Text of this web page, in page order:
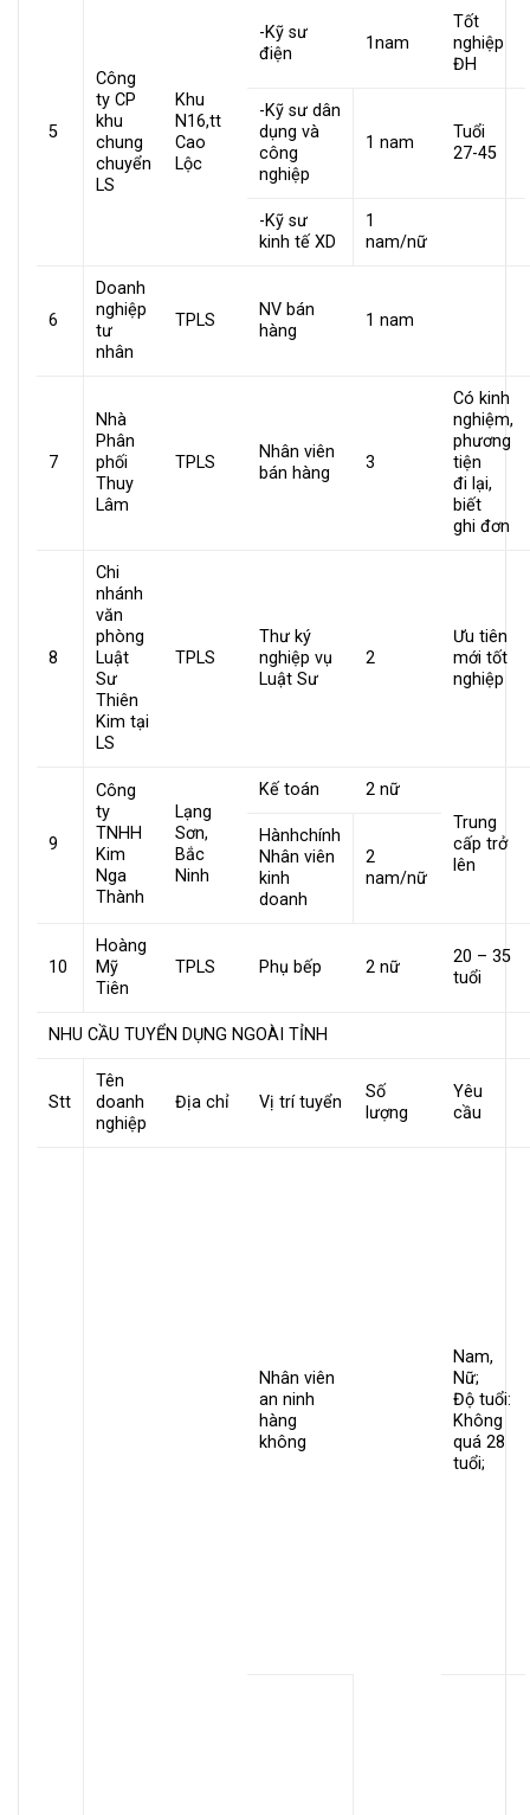
5
Công
ty CP
khu
chung
chuyển
LS
Khu
N16,tt
Cao
Lộc
-Kỹ sư
điện
1nam
Tốt
nghiệp
ĐH
-Kỹ sư dân
dụng và
công
nghiệp
1 nam
Tuổi
27-45
-Kỹ sư
kinh tế XD
1
nam/nữ
6
Doanh
nghiệp
tư
nhân
TPLS
NV bán
hàng
1 nam
7
Nhà
Phân
phối
Thuy
Lâm
TPLS
Nhân viên
bán hàng
3
Có kinh
nghiệm,
phương
tiện
đi lại,
biết
ghi đơn
8
Chi
nhánh
văn
phòng
Luật
Sư
Thiên
Kim tại
LS
TPLS
Thư ký
nghiệp vụ
Luật Sư
2
Ưu tiên
mới tốt
nghiệp
9
Công
ty
TNHH
Kim
Nga
Thành
Lạng
Sơn,
Bắc
Ninh
Kế toán
2 nữ
Trung
cấp trở
lên
Hànhchính
Nhân viên
kinh
doanh
2
nam/nữ
10
Hoàng
Mỹ
Tiên
TPLS Phụ bếp 2 nữ
20 – 35
tuổi
NHU CẦU TUYỂN DỤNG NGOÀI TỈNH
Stt
Tên
doanh
nghiệp
Địa chỉ Vị trí tuyển
Số
lượng
Yêu
cầu
Nhân viên
an ninh
hàng
không
Nam,
Nữ;
Độ tuổi:
Không
quá 28
tuổi;